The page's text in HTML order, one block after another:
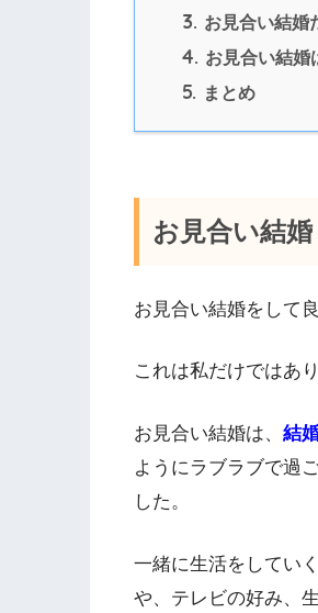
3. お見合い結婚
4. お見合い結婚
5. まとめ
お見合い結
お見合い結婚をして
これは私だけではあ
お見合い結婚は、 結
ようにラブラブで過
した。
一緒に生活をしてい
や、テレビの好み、